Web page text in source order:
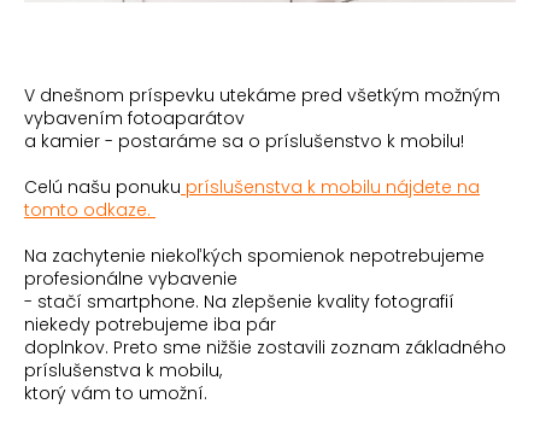
V dnešnom príspevku utekáme pred všetkým možným
vybavením fotoaparátov
a kamier - postaráme sa o príslušenstvo k mobilu!
Celú našu ponuku príslušenstva k mobilu nájdete na
tomto odkaze.
Na zachytenie niekoľkých spomienok nepotrebujeme
profesionálne vybavenie
- stačí smartphone. Na zlepšenie kvality fotografií
niekedy potrebujeme iba pár
doplnkov. Preto sme nižšie zostavili zoznam základného
príslušenstva k mobilu,
ktorý vám to umožní.